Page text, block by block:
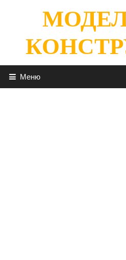
содержимому
Меню